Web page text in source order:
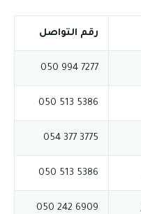
رقم التواصل
7277 994 050
5386 513 050
3775 377 054
5386 513 050
6909 242 050